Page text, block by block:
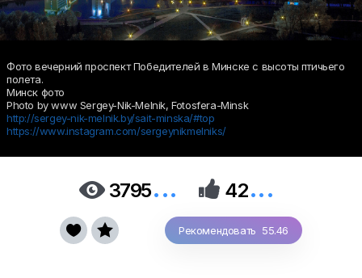
Фото вечерний проспект Победителей в Минске с высоты птичьего
полета.
Минск фото
Photo by www Sergey-Nik-Melnik, Fotosfera-Minsk
http://sergey-nik-melnik.by/sait-minska/#top
https://www.instagram.com/sergeynikmelniks/
 3795...  42...
Рекомендовать 55.46
 